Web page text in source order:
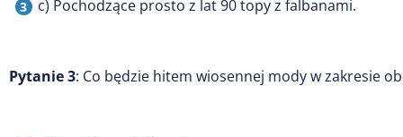
c) Pochodzące prosto z lat 90 topy z falbanami.
Pytanie 3: Co będzie hitem wiosennej mody w zakresie